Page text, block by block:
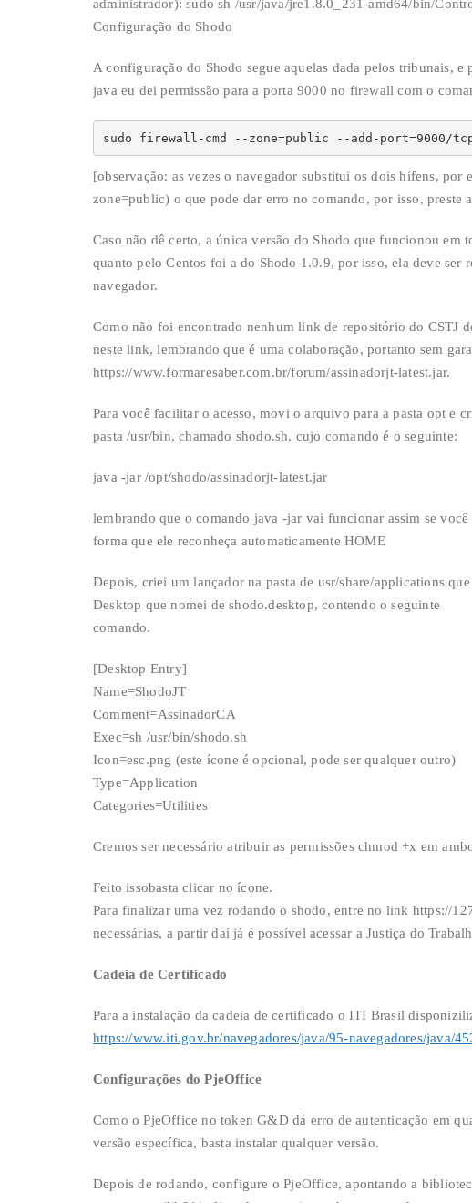
administrador): sudo sh /usr/java/jre1.8.0_231-amd64/bin/
Configuração do Shodo
A configuração do Shodo segue aquelas dada pelos tribunais,
java eu dei permissão para a porta 9000 no firewall com o
sudo firewall-cmd --zone=public --add-port=9000/
[observação: as vezes o navegador substitui os dois hífens,
zone=public) o que pode dar erro no comando, por isso, preste
Caso não dê certo, a única versão do Shodo que funcionou em
quanto pelo Centos foi a do Shodo 1.0.9, por isso, ela deve ser
navegador.
Como não foi encontrado nenhum link de repositório do CSTJ
neste link, lembrando que é uma colaboração, portanto sem
https://www.formaresaber.com.br/forum/assinadorjt-latest.jar.
Para você facilitar o acesso, movi o arquivo para a pasta opt e
pasta /usr/bin, chamado shodo.sh, cujo comando é o seguinte:
java -jar /opt/shodo/assinadorjt-latest.jar
lembrando que o comando java -jar vai funcionar assim se
forma que ele reconheça automaticamente HOME
Depois, criei um lançador na pasta de usr/share/applications
Desktop que nomei de shodo.desktop, contendo o seguinte
comando.
[Desktop Entry]
Name=ShodoJT
Comment=AssinadorCA
Exec=sh /usr/bin/shodo.sh
Icon=esc.png (este ícone é opcional, pode ser qualquer outro)
Type=Application
Categories=Utilities
Cremos ser necessário atribuir as permissões chmod +x em
Feito issobasta clicar no ícone.
Para finalizar uma vez rodando o shodo, entre no link https://
necessárias, a partir daí já é possível acessar a Justiça do
Cadeia de Certificado
Para a instalação da cadeia de certificado o ITI Brasil
https://www.iti.gov.br/navegadores/java/95-navegadores/java/
Configurações do PjeOffice
Como o PjeOffice no token G&D dá erro de autenticação em
versão específica, basta instalar qualquer versão.
Depois de rodando, configure o PjeOffice, apontando a